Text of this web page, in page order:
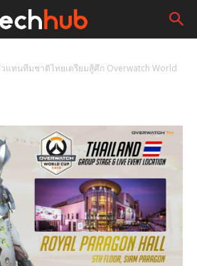
แทนทีมชาติไทยเตรียมสู้ศึก Overwatch World